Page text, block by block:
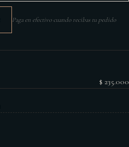
Paga en efectivo cuando recibas tu pedido
$ 235.000